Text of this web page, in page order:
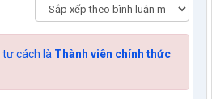
tư cách là Thành viên chính thức